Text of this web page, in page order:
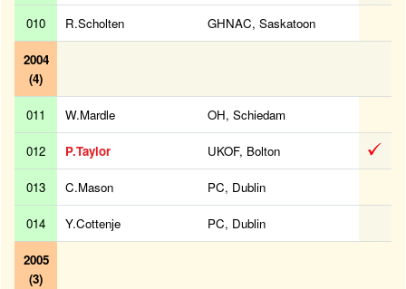
010 R.Scholten GHNAC, Saskatoon
2004
(4)
011 W.Mardle OH, Schiedam
012 P.Taylor UKOF, Bolton
013 C.Mason PC, Dublin
014 Y.Cottenje PC, Dublin
2005
(3)